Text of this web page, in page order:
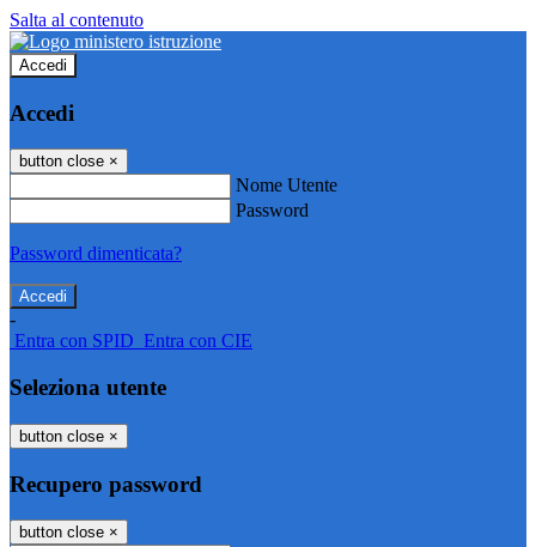
Salta al contenuto
Accedi
Accedi
button close ×
Nome Utente
Password
Password dimenticata?
-
Entra con SPID Entra con CIE
Seleziona utente
button close ×
Recupero password
button close ×